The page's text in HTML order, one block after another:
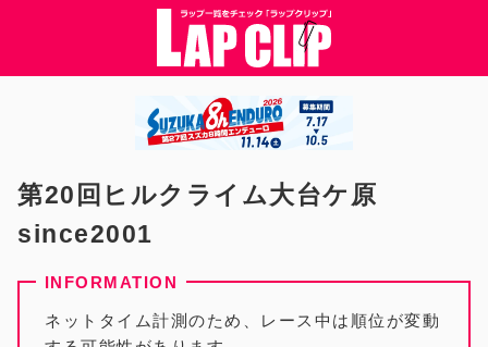
第20回ヒルクライム大台ケ原
since2001
ネットタイム計測のため、レース中は順位が変動